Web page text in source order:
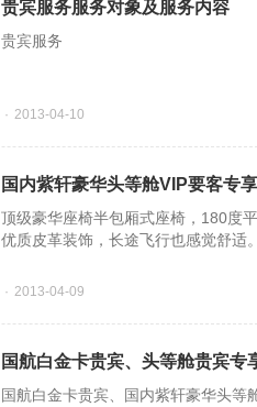
贵宾服务服务对象及服务内容
贵宾服务
2013-04-10
国内紫轩豪华头等舱VIP要客专
顶级豪华座椅半包厢式座椅，180度
优质皮革装饰，长途飞行也感觉舒适
2013-04-09
国航白金卡贵宾、头等舱贵宾专
国航白金卡贵宾、国内紫轩豪华头